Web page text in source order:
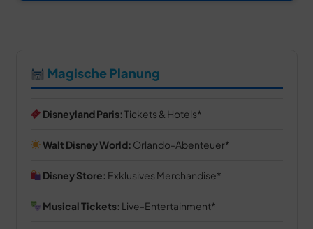
Magische Planung
Disneyland Paris:Tickets & Hotels
Walt Disney World: Orlando-Abenteuer
Disney Store: Exklusives Merchandise
Musical Tickets: Live-Entertainment